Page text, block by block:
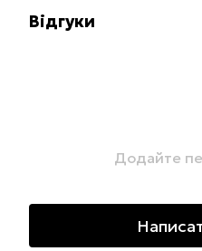
Відгуки
Додайте